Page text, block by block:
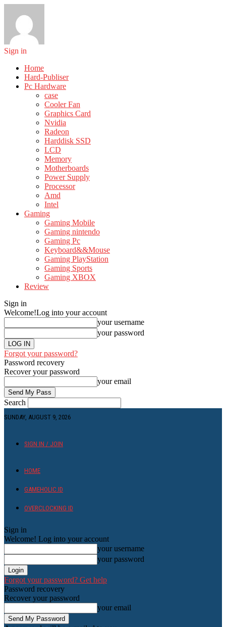
Sign in
Home
Hard-Publiser
Pc Hardware
case
Cooler Fan
Graphics Card
Nvidia
Radeon
Harddisk SSD
LCD
Memory
Motherboards
Power Supply
Processor
Amd
Intel
Gaming
Gaming Mobile
Gaming nintendo
Gaming Pc
Keyboard&&Mouse
Gaming PlayStation
Gaming Sports
Gaming XBOX
Review
Sign in
Welcome!Log into your account
your username
your password
Forgot your password?
Password recovery
Recover your password
your email
Search
SUNDAY, AUGUST 9, 2026
SIGN IN / JOIN
HOME
GAMEHOLIC.ID
OVERCLOCKING ID
Sign in
Welcome! Log into your account
your username
your password
Forgot your password? Get help
Password recovery
Recover your password
your email